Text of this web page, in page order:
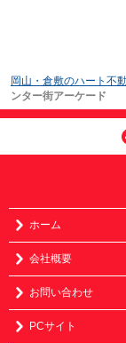
岡山・倉敷のハート不
ンター街アーケード
ホーム
会社概要
お問い合わせ
PCサイト